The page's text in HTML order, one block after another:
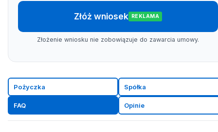
Złóż wniosek REKLAMA
Złożenie wniosku nie zobowiązuje do zawarcia umowy.
Pożyczka Spółka
FAQ Opinie